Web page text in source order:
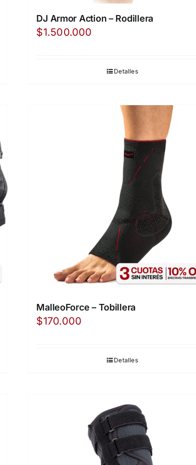
DJ Armor Action – Rodillera
$1.500.000
Detalles
MalleoForce – Tobillera
$170.000
Detalles